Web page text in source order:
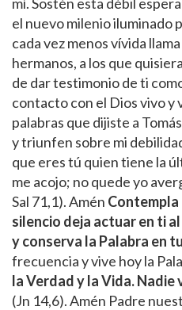
el nuevo milenio iluminado
cada vez menos vívida
hermanos, a los que
de dar testimonio de ti
contacto con el Dios vivo y
palabras que dijiste a
y triunfen sobre mi
que eres tú quien tiene la
me acojo; no quede yo
Sal 71,1). Amén Contempla
silencio deja actuar en ti
y conserva la Palabra en
frecuencia y vive hoy la
la Verdad y la Vida. Nadie
(Jn 14,6). Amén Padre